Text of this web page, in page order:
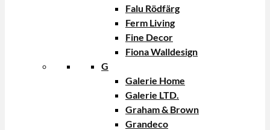
Falu Rödfärg
Ferm Living
Fine Decor
Fiona Walldesign
G
Galerie Home
Galerie LTD.
Graham & Brown
Grandeco